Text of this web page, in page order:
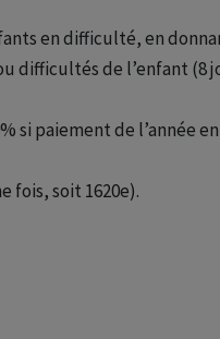
en difficulté, en
difficultés de l’enfant (8
si paiement de l’année
fois, soit 1620e).